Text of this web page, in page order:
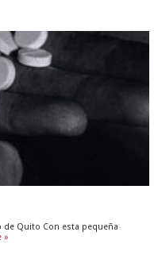
de Quito Con esta pequeña
»